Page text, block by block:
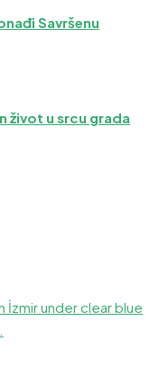
Savršenu
život u srcu grada